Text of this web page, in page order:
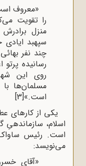
«معروف
را تقویت
منزل
سپهبد
چند نفر
رسانیده
روی این
مسلمان‌ها
است.»[3]
یکی از کارهای
اسلام، سازماندهیِ
است. رئیس
می‌نویسد: